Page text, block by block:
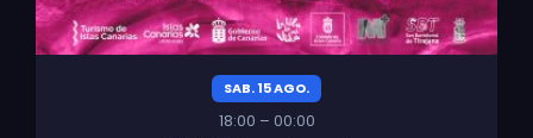
SAB. 15 AGO.
18:00 – 00:00